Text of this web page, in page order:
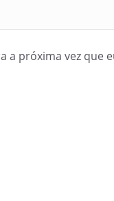
a próxima vez que